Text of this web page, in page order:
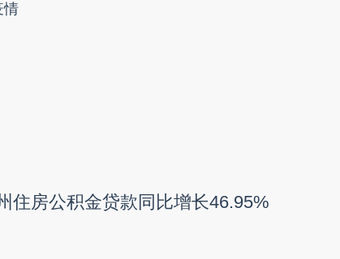
情
住房公积金贷款同比增长46.95%